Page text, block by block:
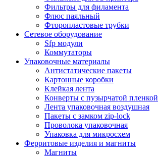
Фильтры для филамента
Флюс паяльный
Фторопластовые трубки
Сетевое оборудование
Sfp модули
Коммутаторы
Упаковочные материалы
Антистатические пакеты
Картонные коробки
Клейкая лента
Конверты с пузырчатой пленкой
Лента упаковочная воздушная
Пакеты с замком zip-lock
Проволока упаковочная
Упаковка для микросхем
Ферритовые изделия и магниты
Магниты